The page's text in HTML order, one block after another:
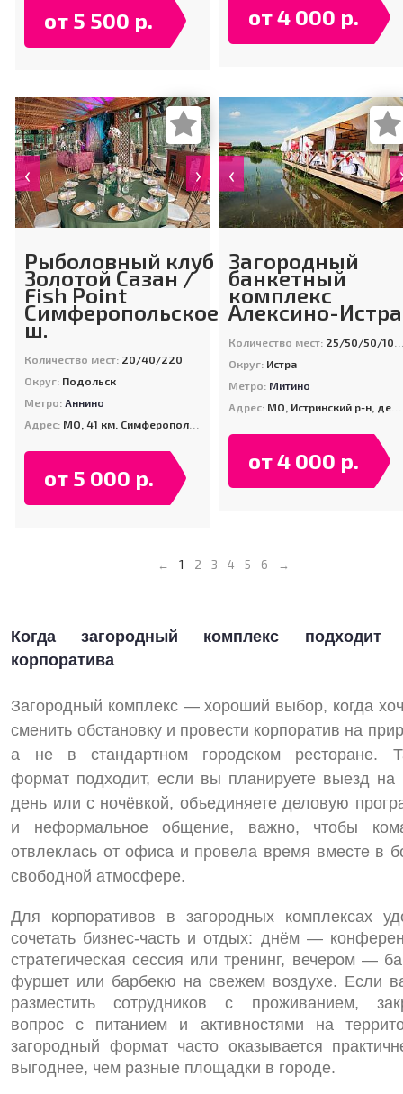
от 5 500 р. от 4 000 р.
‹ ›
Рыболовный клуб
Золотой Сазан /
Fish Point
Симферопольское
ш.
Количество мест: 20/40/220
Округ: Подольск
Метро:Аннино
Адрес: МО, 41 км. Симферопольского шоссе
от 5 000 р.
‹
Загородный
банкетный
комплекс
Алексино-Истра
Количество мест: 25/50/50/100/100
Округ: Истра
Метро: Митино
Адрес: МО, Истринский р-н, дер. Алексино, тер. СНТ Алексино
от 4 000 р.
← 1 2 3 4 5 6 →
Когда загородный комплекс подходит
корпоратива
Загородный комплекс — хороший выбор, когда
сменить обстановку и провести корпоратив на
а не в стандартном городском ресторане.
формат подходит, если вы планируете выезд на
день или с ночёвкой, объединяете деловую
и неформальное общение, важно, чтобы
отвлеклась от офиса и провела время вместе в
свободной атмосфере.
Для корпоративов в загородных комплексах
сочетать бизнес‑часть и отдых: днём —
стратегическая сессия или тренинг, вечером —
фуршет или барбекю на свежем воздухе. Если
разместить сотрудников с проживанием,
вопрос с питанием и активностями на
загородный формат часто оказывается
выгоднее, чем разные площадки в городе.